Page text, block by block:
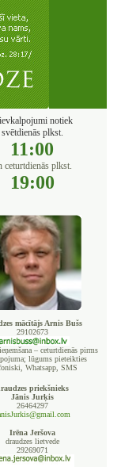
notiek
svētdienās plkst.
11:00
ceturtdienās plkst.
19:00
mācītājs Arnis Bušs
29102673
– ceturtdienās pirms
lūgums pieteikties
Whatsapp, SMS
priekšnieks
Jānis Jurķis
26464297
Irēna Jeršova
draudzes lietvede
29269071